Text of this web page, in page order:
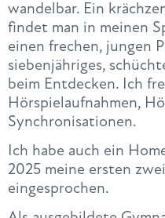
wandelbar. Ein
findet man in meinen
einen frechen, jungen
siebenjähriges,
beim Entdecken. Ich
Hörspielaufnahmen,
Synchronisationen.
Ich habe auch ein
2025 meine ersten
eingesprochen.